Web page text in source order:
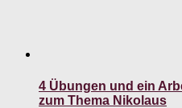
4 Übungen und ein
zum Thema Nikolaus